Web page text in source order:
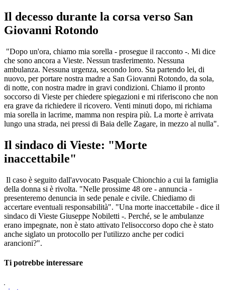
Il decesso durante la corsa verso San
Giovanni Rotondo
"Dopo un'ora, chiamo mia sorella - prosegue il racconto -. Mi dice
che sono ancora a Vieste. Nessun trasferimento. Nessuna
ambulanza. Nessuna urgenza, secondo loro. Sta partendo lei, di
nuovo, per portare nostra madre a San Giovanni Rotondo, da sola,
di notte, con nostra madre in gravi condizioni. Chiamo il pronto
soccorso di Vieste per chiedere spiegazioni e mi riferiscono che non
era grave da richiedere il ricovero. Venti minuti dopo, mi richiama
mia sorella in lacrime, mamma non respira più. La morte è arrivata
lungo una strada, nei pressi di Baia delle Zagare, in mezzo al nulla".
Il sindaco di Vieste: "Morte
inaccettabile"
Il caso è seguito dall'avvocato Pasquale Chionchio a cui la famiglia
della donna si è rivolta. "Nelle prossime 48 ore - annuncia -
presenteremo denuncia in sede penale e civile. Chiediamo di
accertare eventuali responsabilità". "Una morte inaccettabile - dice il
sindaco di Vieste Giuseppe Nobiletti -. Perché, se le ambulanze
erano impegnate, non è stato attivato l'elisoccorso dopo che è stato
anche siglato un protocollo per l'utilizzo anche per codici
arancioni?".
Ti potrebbe interessare